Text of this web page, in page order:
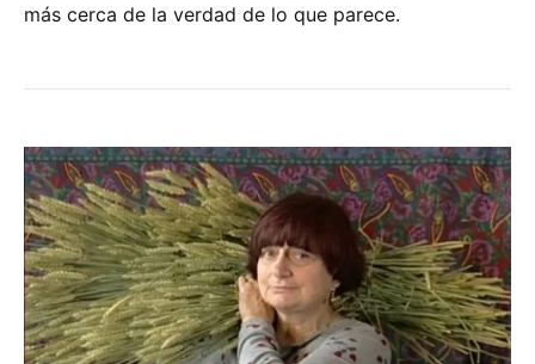
más cerca de la verdad de lo que parece.